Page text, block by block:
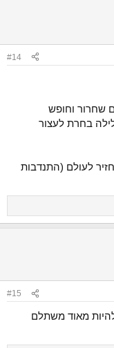
#14
שחרור וחופש
בחרת לעצור
לעולם (התנדבות
#15
מאוד משתלם